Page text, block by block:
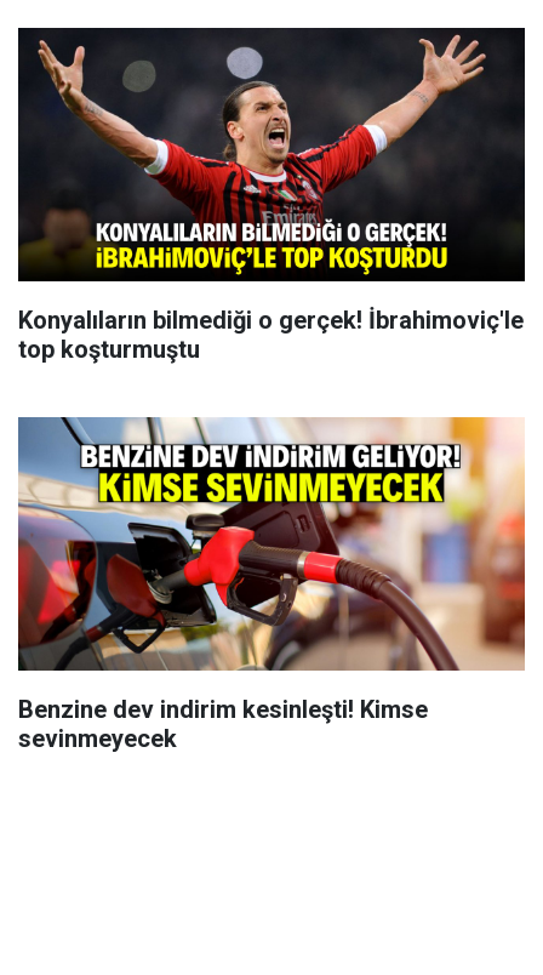
Konyalıların bilmediği o gerçek! İbrahimoviç'le
top koşturmuştu
Benzine dev indirim kesinleşti! Kimse
sevinmeyecek